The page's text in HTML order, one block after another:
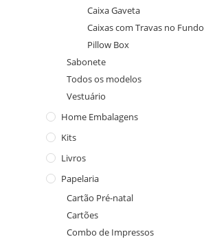
Caixa Gaveta
Caixas com Travas no Fundo
Pillow Box
Sabonete
Todos os modelos
Vestuário
Home Embalagens
Kits
Livros
Papelaria
Cartão Pré-natal
Cartões
Combo de Impressos